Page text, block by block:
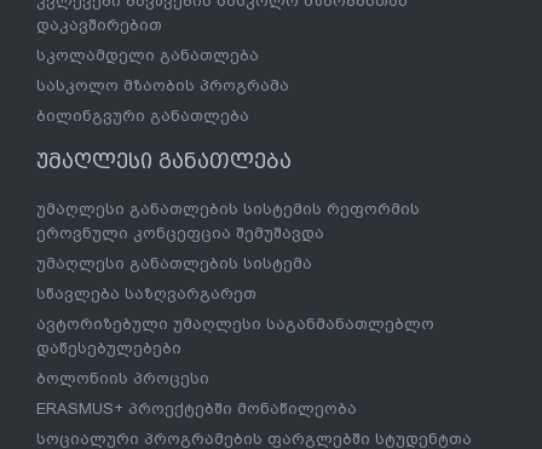
დაკავშირებით
სკოლამდელი განათლება
სასკოლო მზაობის პროგრამა
ბილინგვური განათლება
უმაღლესი განათლება
უმაღლესი განათლების სისტემის რეფორმის
ეროვნული კონცეფცია შემუშავდა
უმაღლესი განათლების სისტემა
სწავლება საზღვარგარეთ
ავტორიზებული უმაღლესი საგანმანათლებლო
დაწესებულებები
ბოლონიის პროცესი
ERASMUS+ პროექტებში მონაწილეობა
სოციალური პროგრამების ფარგლებში სტუდენტთა